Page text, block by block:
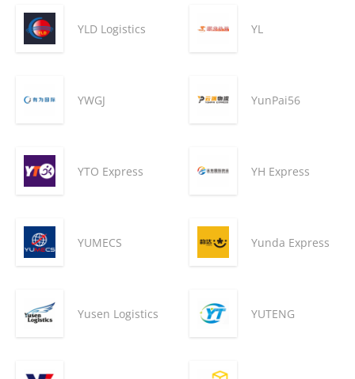
YLD Logistics YL
YWGJ YunPai56
YTO Express YH Express
YUMECS Yunda Express
Yusen Logistics YUTENG